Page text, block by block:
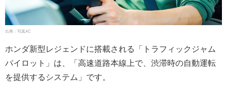
出典：写真AC
ホンダ新型レジェンドに搭載される「トラフィックジャム
パイロット」は、「高速道路本線上で、渋滞時の自動運転
を提供するシステム」です。